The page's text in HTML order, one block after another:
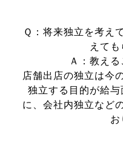
Ｑ：将来独立を考え
えて
Ａ：教え
店舗出店の独立は今
独立する目的が給
に、会社内独立など
お